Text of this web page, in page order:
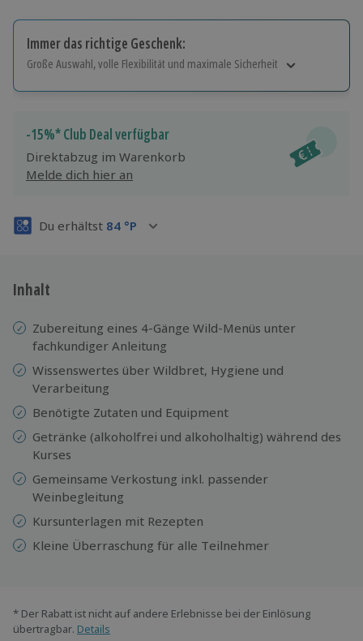
Immer das richtige Geschenk:
Große Auswahl, volle Flexibilität und maximale Sicherheit
Jeder Gutschein für alle Erlebnisse einlösbar.
Maximale Sicherheit
3 Jahre gültig & verlängerbar.
-15%* Club Deal verfügbar
Direktabzug im Warenkorb
Melde dich hier an
Du erhältst 84 °P
Inhalt
Zubereitung eines 4-Gänge Wild-Menüs unter
fachkundiger Anleitung
Wissenswertes über Wildbret, Hygiene und
Verarbeitung
Benötigte Zutaten und Equipment
Getränke (alkoholfrei und alkoholhaltig) während des
Kurses
Gemeinsame Verkostung inkl. passender
Weinbegleitung
Kursunterlagen mit Rezepten
Kleine Überraschung für alle Teilnehmer
* Der Rabatt ist nicht auf andere Erlebnisse bei der Einlösung
übertragbar. Details